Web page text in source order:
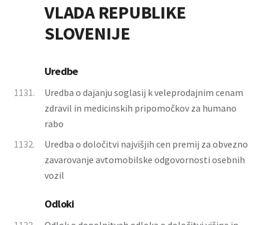
VLADA REPUBLIKE
SLOVENIJE
Uredbe
1131.
Uredba o dajanju soglasij k veleprodajnim cenam
zdravil in medicinskih pripomočkov za humano
rabo
1132.
Uredba o določitvi najvišjih cen premij za obvezno
zavarovanje avtomobilske odgovornosti osebnih
vozil
Odloki